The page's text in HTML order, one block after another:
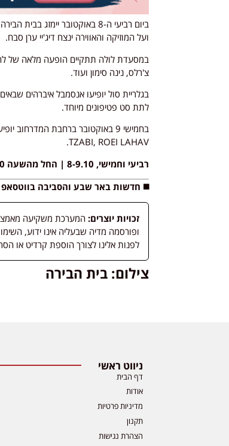
ביום רביעי ה-8 באוקטובר
ועל המוזיקה והאווירה ינצח דיג'יי ערן סבח.
צ'רלס, נינה סימון ועוד.
בגלריית סול יופיעו אנסמבל איברהים
לתת סט פטיפונים מיוחד.
TZABI, ROEI LAHAV.
רביעי וחמישי, 8-9.10 | החל מהשעה 20:00 | בעיר העתיקה באר שבע | הכניסה חופשית
◼️ חדשות באר שבע והסביבה
זכויות יוצרים: המערכת משקיעה מאמצים
לפנות אלינו לצורך הוספת קרדיט או
צילום: בית הבירה
ניווט ראשי
דף הבית
אודות
מדיניות פרטיות
תקנון
הצהרת נגישות